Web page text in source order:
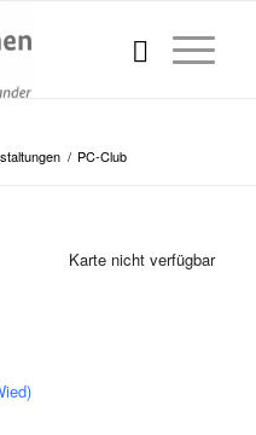
/ PC-Club
Karte nicht verfügbar